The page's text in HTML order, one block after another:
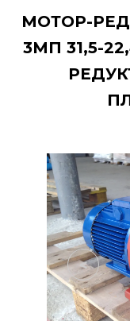
МОТОР-
3МП 31,5-
<